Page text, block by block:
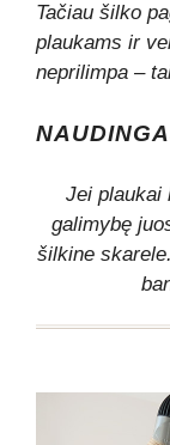
Tačiau šilko
plaukams ir
neprilimpa –
Jei plaukai
galimybę
šilkine